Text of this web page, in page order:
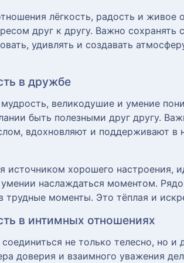
лёгкость, радость и
друг к другу. Важно
удивлять и создавать
в дружбе
великодушие и умение
быть полезными друг другу.
вдохновляют и поддерживают
источником хорошего настроения,
умении наслаждаться моментом.
трудные моменты. Это тёплая и
в интимных отношениях
не только телесно, но
доверия и взаимного уважения